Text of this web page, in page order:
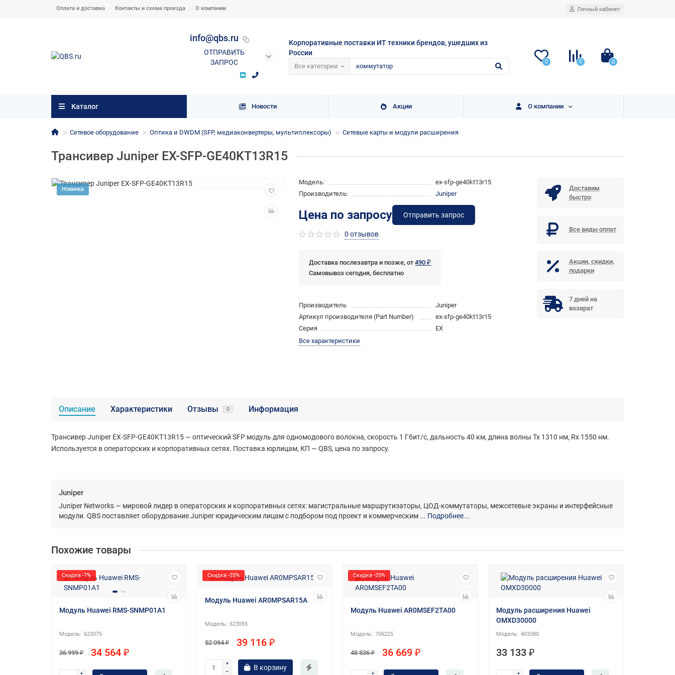
Оплата и доставка Контакты и схема проезда О компании Личный кабинет
Корпоративные поставки ИТ техники брендов, ушедших из
России
Все категории
info@qbs.ru
ОТПРАВИТЬ
ЗАПРОС
0 0 0
Каталог Новости Акции О компании
Сетевое оборудование Оптика и DWDM (SFP, медиаконвертеры, мультиплексоры) Сетевые карты и модули расширения
Трансивер Juniper EX-SFP-GE40KT13R15
Новинка
Модель:
ex-sfp-ge40kt13r15
Производитель:
Juniper
Цена по запросу Отправить запрос
0 отзывов
Доставка послезавтра и позже, от490 ₽
Самовывоз сегодня, бесплатно
Производитель
Juniper
Артикул производителя (Part Number)
ex-sfp-ge40kt13r15
Серия
EX
Все характеристики
Доставим
быстро
Все виды оплат
Акции, скидки,
подарки
7 дней на
возврат
Описание Характеристики Отзывы 0 Информация
Трансивер Juniper EX-SFP-GE40KT13R15 — оптический SFP модуль для одномодового волокна, скорость 1 Гбит/с, дальность 40 км, длина волны Tx 1310 нм, Rx 1550 нм.
Используется в операторских и корпоративных сетях. Поставка юрлицам, КП — QBS, цена по запросу.
Juniper
Juniper Networks — мировой лидер в операторских и корпоративных сетях: магистральные маршрутизаторы, ЦОД-коммутаторы, межсетевые экраны и интерфейсные
модули. QBS поставляет оборудование Juniper юридическим лицам с подбором под проект и коммерческим ... Подробнее...
Похожие товары
Скидка -7%
Модуль Huawei RMS-SNMP01A1
623075
36 999 ₽ 34 564 ₽
Скидка -25%
Модуль Huawei AR0MPSAR15A
623093
52 094 ₽ 39 116 ₽
В корзину
Скидка -25%
Модуль Huawei AR0MSEF2TA00
706225
48 836 ₽ 36 669 ₽
Модуль расширения Huawei
OMXD30000
403380
33 133 ₽